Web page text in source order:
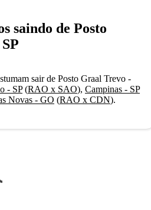
saindo de Posto
sair de Posto Graal Trevo -
- SP(RAO x SAO), Campinas - SP
Novas - GO (RAO x CDN).